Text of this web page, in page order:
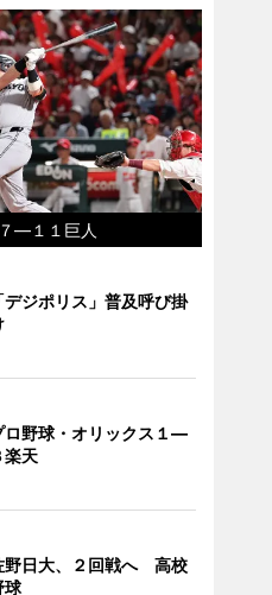
―１１巨人
デジポリス」普及呼び掛
ロ野球・オリックス１―
楽天
野日大、２回戦へ 高校
球